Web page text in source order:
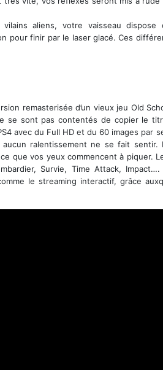
aliens, votre vaisseau
pour finir par le laser glacé. Ces
remasterisée d’un vieux jeu Old
se sont pas contentés de copier le
avec du Full HD et du 60 images par
aucun ralentissement ne se fait
que vos yeux commencent à piquer.
Survie, Time Attack,
le streaming interactif, grâce